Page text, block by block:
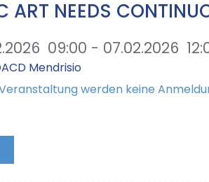
ART NEEDS
09:00 - 07.02.2026
Mendrisio
werden keine